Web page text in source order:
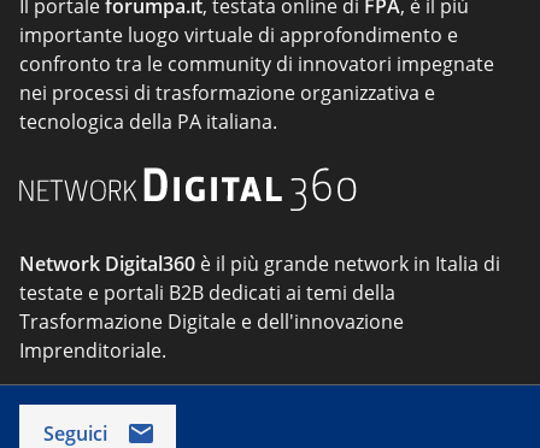
Il portaleforumpa.it, testata online di FPA, è il più
importante luogo virtuale di approfondimento e
confronto tra le community di innovatori impegnate
nei processi di trasformazione organizzativa e
tecnologica della PA italiana.
Network Digital360 è il più grande network in Italia di
testate e portali B2B dedicati ai temi della
Trasformazione Digitale e dell'innovazione
Imprenditoriale.
Seguici